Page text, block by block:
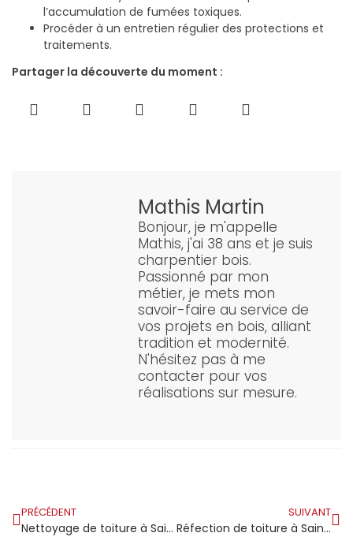
l’accumulation de fumées toxiques.
Procéder à un entretien régulier des protections et
traitements.
Partager la découverte du moment :
Mathis Martin
Bonjour, je m'appelle
Mathis, j'ai 38 ans et je suis
charpentier bois.
Passionné par mon
métier, je mets mon
savoir-faire au service de
vos projets en bois, alliant
tradition et modernité.
N'hésitez pas à me
contacter pour vos
réalisations sur mesure.
PRÉCÉDENT
Nettoyage de toiture à Saint-Maur-des-Fossés : ce que révèle une inspection après quelques hivers difficiles
SUIVANT
Réfection de toiture à Saint-Maurice : les leçons des propriétaires qui s’y sont pris trop tard